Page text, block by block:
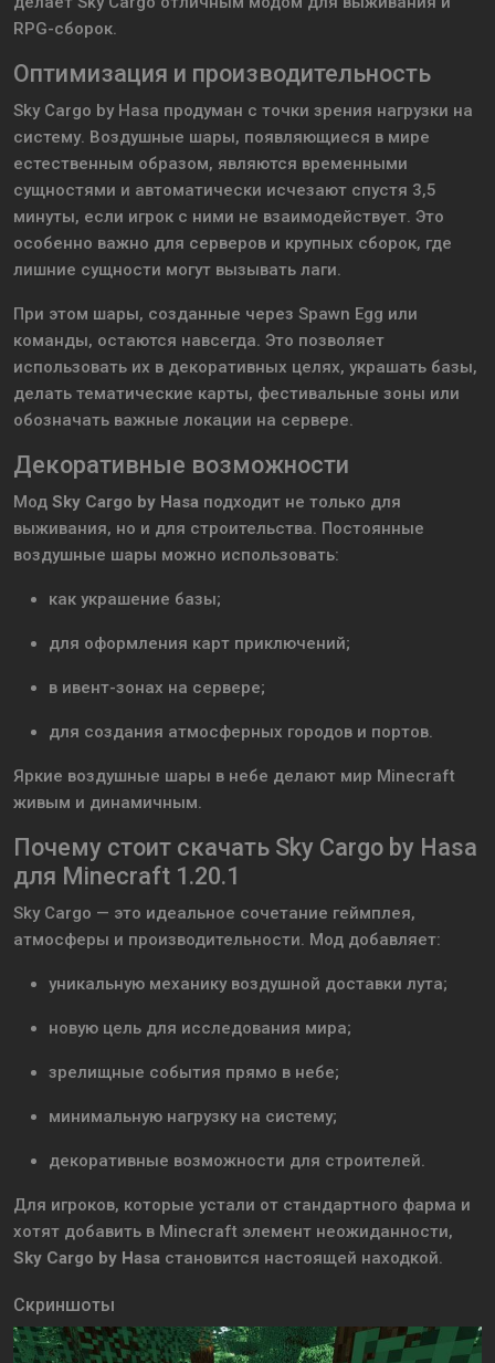
RPG-сборок.
Оптимизация и производительность
Sky Cargo by Hasa продуман с точки зрения нагрузки на
систему. Воздушные шары, появляющиеся в мире
естественным образом, являются временными
сущностями и автоматически исчезают спустя 3,5
минуты, если игрок с ними не взаимодействует. Это
особенно важно для серверов и крупных сборок, где
лишние сущности могут вызывать лаги.
При этом шары, созданные через Spawn Egg или
команды, остаются навсегда. Это позволяет
использовать их в декоративных целях, украшать базы,
делать тематические карты, фестивальные зоны или
обозначать важные локации на сервере.
Декоративные возможности
Мод Sky Cargo by Hasa подходит не только для
выживания, но и для строительства. Постоянные
воздушные шары можно использовать:
как украшение базы;
для оформления карт приключений;
в ивент-зонах на сервере;
для создания атмосферных городов и портов.
Яркие воздушные шары в небе делают мир Minecraft
живым и динамичным.
Почему стоит скачать Sky Cargo by Hasa
для Minecraft 1.20.1
Sky Cargo — это идеальное сочетание геймплея,
атмосферы и производительности. Мод добавляет:
уникальную механику воздушной доставки лута;
новую цель для исследования мира;
зрелищные события прямо в небе;
минимальную нагрузку на систему;
декоративные возможности для строителей.
Для игроков, которые устали от стандартного фарма и
хотят добавить в Minecraft элемент неожиданности,
Sky Cargo by Hasa становится настоящей находкой.
Скриншоты